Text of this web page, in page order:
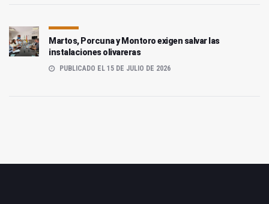
Martos, Porcuna y Montoro exigen salvar las
instalaciones olivareras
PUBLICADO EL 15 DE JULIO DE 2026